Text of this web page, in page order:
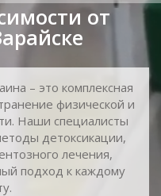
от
– это комплексная
физической и
Наши специалисты
детоксикации,
лечения,
подход к каждому